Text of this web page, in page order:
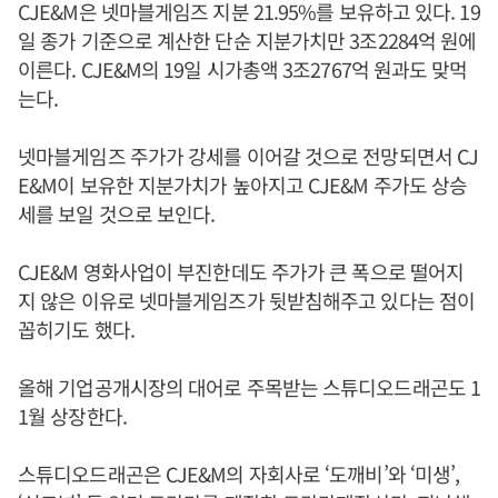
CJE&M은 넷마블게임즈 지분 21.95%를 보유하고 있다. 19
일 종가 기준으로 계산한 단순 지분가치만 3조2284억 원에
이른다. CJE&M의 19일 시가총액 3조2767억 원과도 맞먹
는다.
넷마블게임즈 주가가 강세를 이어갈 것으로 전망되면서 CJ
E&M이 보유한 지분가치가 높아지고 CJE&M 주가도 상승
세를 보일 것으로 보인다.
CJE&M 영화사업이 부진한데도 주가가 큰 폭으로 떨어지
지 않은 이유로 넷마블게임즈가 뒷받침해주고 있다는 점이
꼽히기도 했다.
올해 기업공개시장의 대어로 주목받는 스튜디오드래곤도 1
1월 상장한다.
스튜디오드래곤은 CJE&M의 자회사로 ‘도깨비’와 ‘미생’,